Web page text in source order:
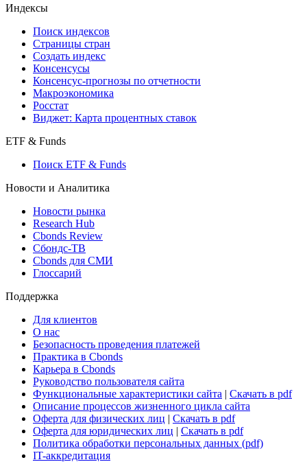
Индексы
Поиск индексов
Страницы стран
Создать индекс
Консенсусы
Консенсус-прогнозы по отчетности
Макроэкономика
Росстат
Виджет: Карта процентных ставок
ETF & Funds
Поиск ETF & Funds
Новости и Аналитика
Новости рынка
Research Hub
Cbonds Review
Сбондс-ТВ
Cbonds для СМИ
Глоссарий
Поддержка
Для клиентов
О нас
Безопасность проведения платежей
Практика в Cbonds
Карьера в Cbonds
Руководство пользователя сайта
Функциональные характеристики сайта | Скачать в pdf
Описание процессов жизненного цикла сайта
Оферта для физических лиц | Скачать в pdf
Оферта для юридических лиц | Скачать в pdf
Политика обработки персональных данных (pdf)
IT-аккредитация